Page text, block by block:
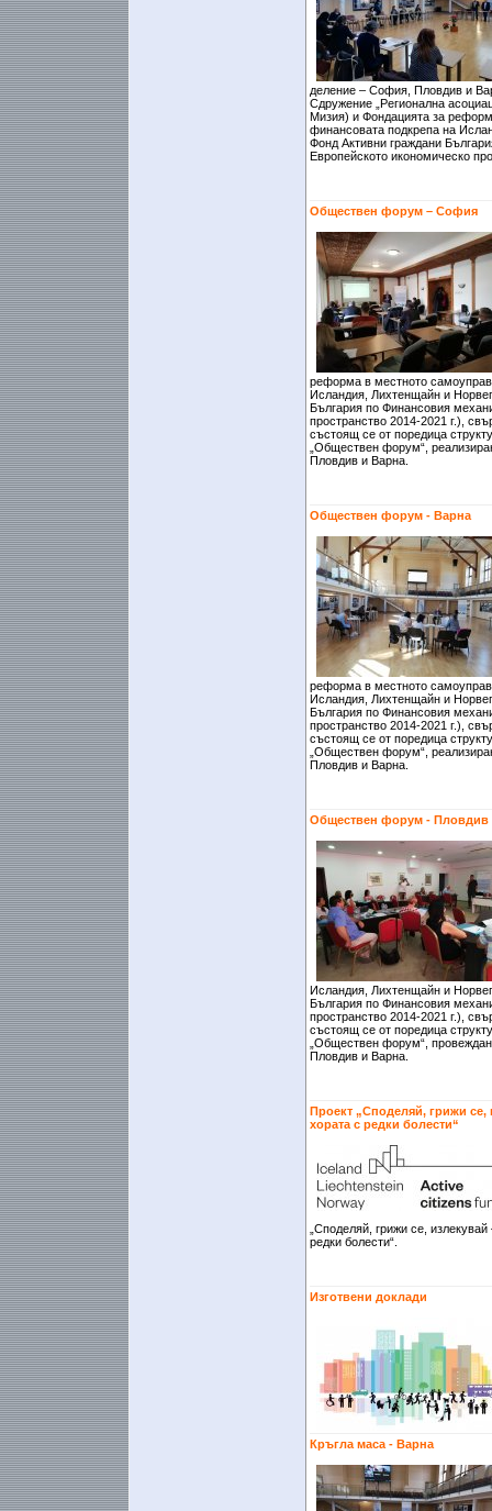
деление – София, Пловдив и
Сдружение „Регионална
Мизия) и Фондацията за
финансовата подкрепа на
Фонд Активни граждани
Европейското икономическо
Обществен форум – София
реформа в местното
Исландия, Лихтенщайн и
България по Финансовия
пространство 2014-2021 г.),
състоящ се от поредица
„Обществен форум“,
Пловдив и Варна.
Обществен форум - Варна
реформа в местното
Исландия, Лихтенщайн и
България по Финансовия
пространство 2014-2021 г.),
състоящ се от поредица
„Обществен форум“,
Пловдив и Варна.
Обществен форум - Пловдив
Исландия, Лихтенщайн и
България по Финансовия
пространство 2014-2021 г.),
състоящ се от поредица
„Обществен форум“,
Пловдив и Варна.
Проект „Споделяй, грижи се,
хората с редки болести“
„Споделяй, грижи се,
редки болести“.
Изготвени доклади
Кръгла маса - Варна